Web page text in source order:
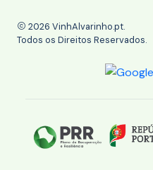
2026 VinhAlvarinho.pt.
Todos os Direitos Reservados.